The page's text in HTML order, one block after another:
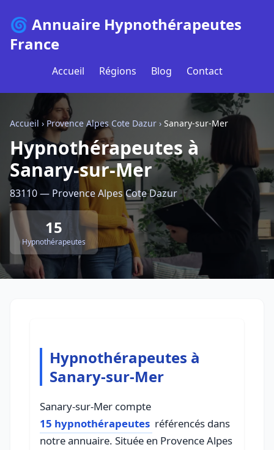
🌀 Annuaire Hypnothérapeutes
France
Accueil Régions Blog Contact
Accueil › Provence Alpes Cote Dazur › Sanary-sur-Mer
Hypnothérapeutes à
Sanary-sur-Mer
83110 — Provence Alpes Cote Dazur
15
Hypnothérapeutes
Hypnothérapeutes à
Sanary-sur-Mer
Sanary-sur-Mer compte
15 hypnothérapeutes référencés dans
notre annuaire. Située en Provence Alpes